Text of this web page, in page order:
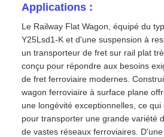
Applications :
Le Railway Flat Wagon, équipé du
Y25Lsd1-K et d'une suspension à
un transporteur de fret sur rail plat
conçu pour répondre aux besoins
de fret ferroviaire modernes.
wagon ferroviaire à surface plane
une longévité exceptionnelles, ce
pour transporter une grande variété
de vastes réseaux ferroviaires.